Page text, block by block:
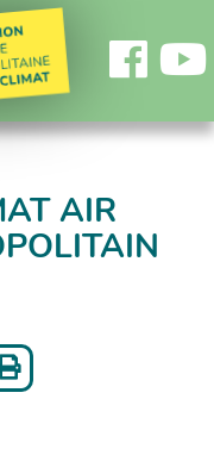
AIR
Imprimer